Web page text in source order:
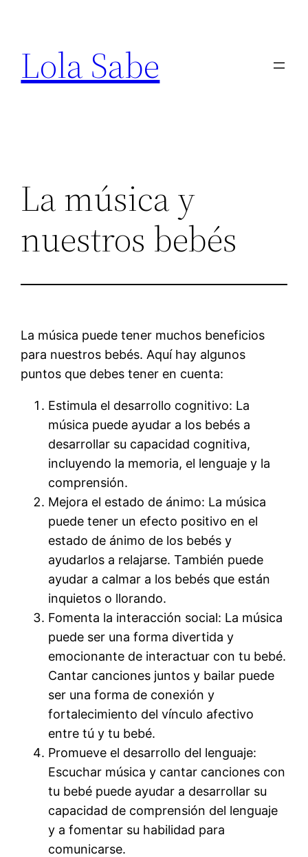
contenido
Lola Sabe
La música y
nuestros bebés
La música puede tener muchos beneficios
para nuestros bebés. Aquí hay algunos
puntos que debes tener en cuenta:
Estimula el desarrollo cognitivo: La
música puede ayudar a los bebés a
desarrollar su capacidad cognitiva,
incluyendo la memoria, el lenguaje y la
comprensión.
Mejora el estado de ánimo: La música
puede tener un efecto positivo en el
estado de ánimo de los bebés y
ayudarlos a relajarse. También puede
ayudar a calmar a los bebés que están
inquietos o llorando.
Fomenta la interacción social: La música
puede ser una forma divertida y
emocionante de interactuar con tu bebé.
Cantar canciones juntos y bailar puede
ser una forma de conexión y
fortalecimiento del vínculo afectivo
entre tú y tu bebé.
Promueve el desarrollo del lenguaje:
Escuchar música y cantar canciones con
tu bebé puede ayudar a desarrollar su
capacidad de comprensión del lenguaje
y a fomentar su habilidad para
comunicarse.